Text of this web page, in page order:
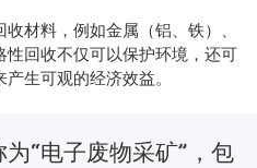
材料，例如金属（铝、铁）、
回收不仅可以保护环境，还可
生可观的经济效益。
“电子废物采矿”，包